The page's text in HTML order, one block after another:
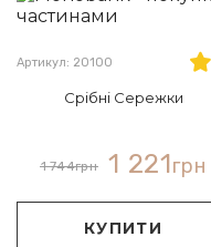
Артикул: 20100
Срібні Сережки
1 744грн 1 221грн
КУПИТИ